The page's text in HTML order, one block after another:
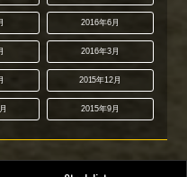
2016年6月
2016年3月
2015年12月
2015年9月